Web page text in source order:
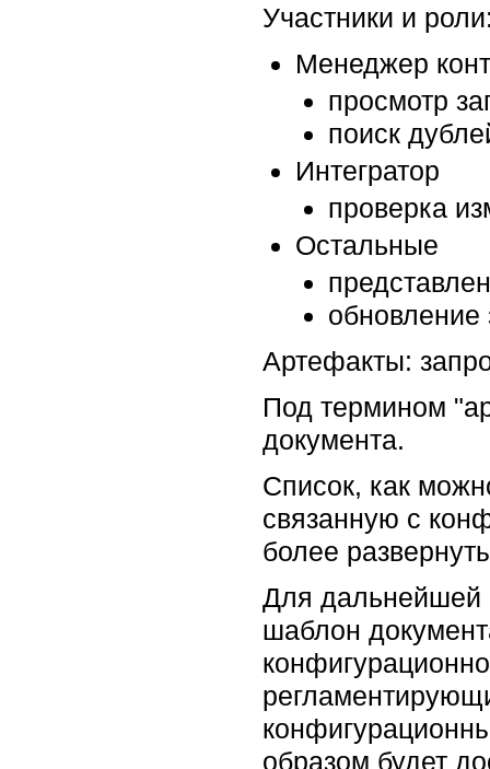
Участники и
Менеджер
просмотр
поиск
Интегратор
проверка
Остальные
обновление
Артефакты:
Под термином
документа.
Список, как
связанную с
более
Для дальнейшей
шаблон
образом будет